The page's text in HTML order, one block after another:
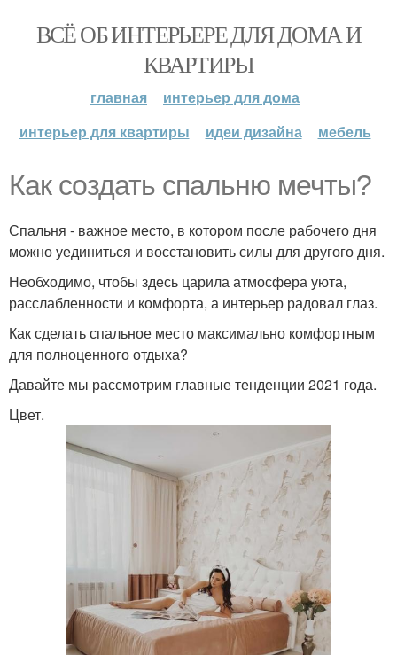
ВСЁ ОБ ИНТЕРЬЕРЕ ДЛЯ ДОМА И
КВАРТИРЫ
главная
интерьер для дома
интерьер для квартиры
идеи дизайна мебель
Как создать спальню мечты?
Спальня - важное место, в котором после рабочего дня
можно уединиться и восстановить силы для другого дня.
Необходимо, чтобы здесь царила атмосфера уюта,
расслабленности и комфорта, а интерьер радовал глаз.
Как сделать спальное место максимально комфортным
для полноценного отдыха?
Давайте мы рассмотрим главные тенденции 2021 года.
Цвет.